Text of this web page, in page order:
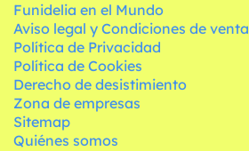
Funidelia en el Mundo
Aviso legal y Condiciones de venta
Política de Privacidad
Política de Cookies
Derecho de desistimiento
Zona de empresas
Sitemap
Quiénes somos